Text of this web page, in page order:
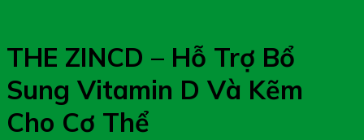
THE ZINCD – Hỗ Trợ Bổ
Sung Vitamin D Và Kẽm
Cho Cơ Thể